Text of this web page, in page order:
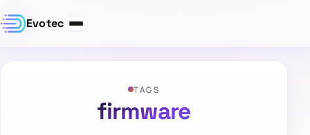
Evotec
TAGS
firmware